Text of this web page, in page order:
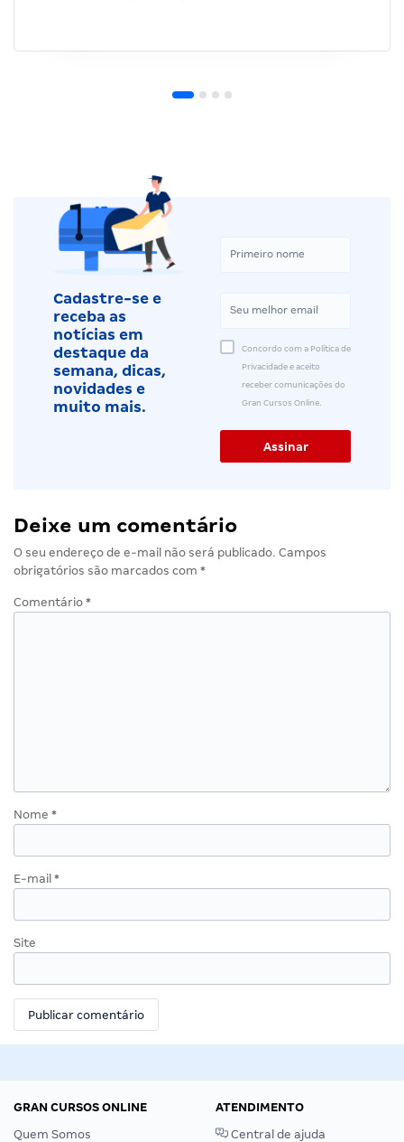
Cadastre-se e
receba as
notícias em
destaque da
semana, dicas,
novidades e
muito mais.
Concordo com a Política de
Privacidade e aceito
receber comunicações do
Gran Cursos Online.
Deixe um comentário
O seu endereço de e-mail não será publicado. Campos
obrigatórios são marcados com *
Comentário *
Nome *
E-mail *
Site
GRAN CURSOS ONLINE
Quem Somos
ATENDIMENTO
Central de ajuda